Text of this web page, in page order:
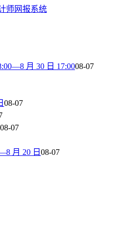
师网报系统
月 30 日 17:0008-07
08-07
08-07
月 20 日 08-07